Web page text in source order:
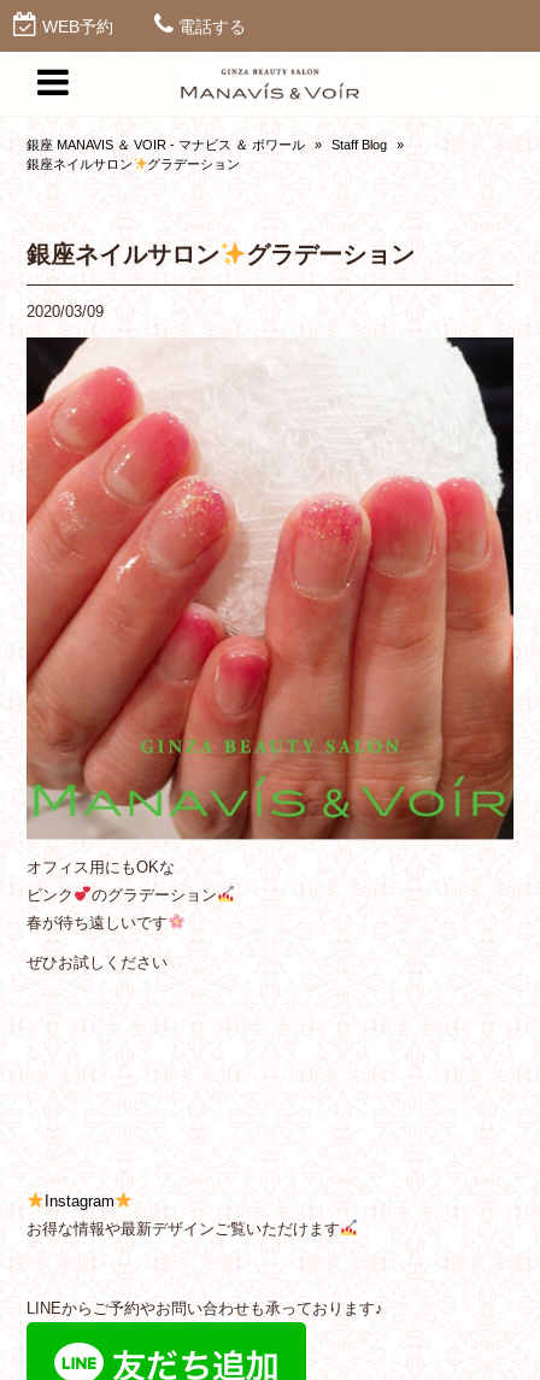
WEB予約 電話する
銀座 MANAVIS ＆ VOIR - マナビス ＆ ボワール » Staff Blog
»
銀座ネイルサロン
グラデーション
銀座ネイルサロン グラデーション
2020/03/09
オフィス用にもOKな
ピンク
のグラデーション
春が待ち遠しいです
ぜひお試しください
Instagram
お得な情報や最新デザインご覧いただけます
LINEからご予約やお問い合わせも承っております♪